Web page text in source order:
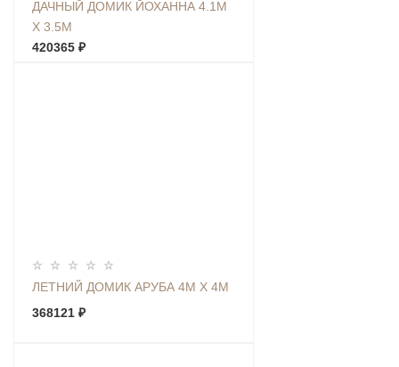
ДАЧНЫЙ ДОМИК ЙОХАННА 4.1М
Х 3.5М
420365 ₽
ЛЕТНИЙ ДОМИК АРУБА 4М Х 4М
368121 ₽